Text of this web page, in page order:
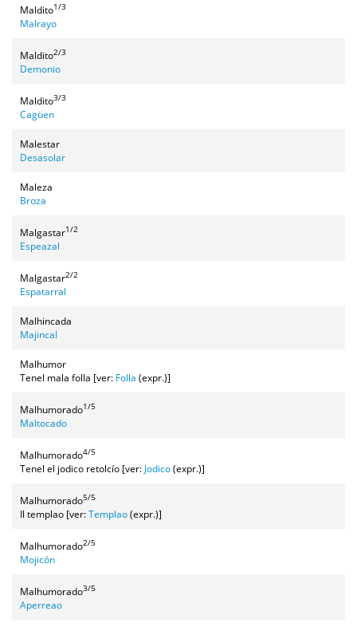
Maldito1/3
Malrayo
Maldito2/3
Demonio
Maldito3/3
Cagüen
Malestar
Desasolar
Maleza
Broza
Malgastar1/2
Espeazal
Malgastar2/2
Espatarral
Malhincada
Majincal
Malhumor
Tenel mala folla [ver: Folla (expr.)]
Malhumorado1/5
Maltocado
Malhumorado4/5
Tenel el jodico retolcío [ver: Jodico(expr.)]
Malhumorado5/5
Il templao [ver:Templao(expr.)]
Malhumorado2/5
Mojicón
Malhumorado3/5
Aperreao